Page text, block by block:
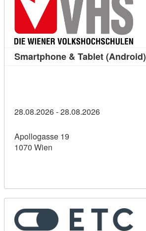
Smartphone & Tablet (Android)
28.08.2026 - 28.08.2026
Apollogasse 19
1070 Wien